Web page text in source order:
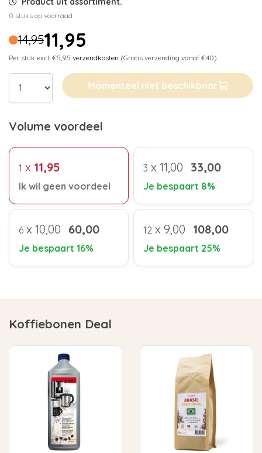
0 stuks op voorraad
14,9511,95
Per stuk excl. €5,95 verzendkosten (Gratis verzending vanaf €40)
Momenteel niet beschikbaar
Volume voordeel
1 x 11,95
Ik wil geen voordeel
3 x 11,00 33,00
Je bespaart 8%
6 x 10,00 60,00
Je bespaart 16%
12 x 9,00 108,00
Je bespaart 25%
Koffiebonen Deal